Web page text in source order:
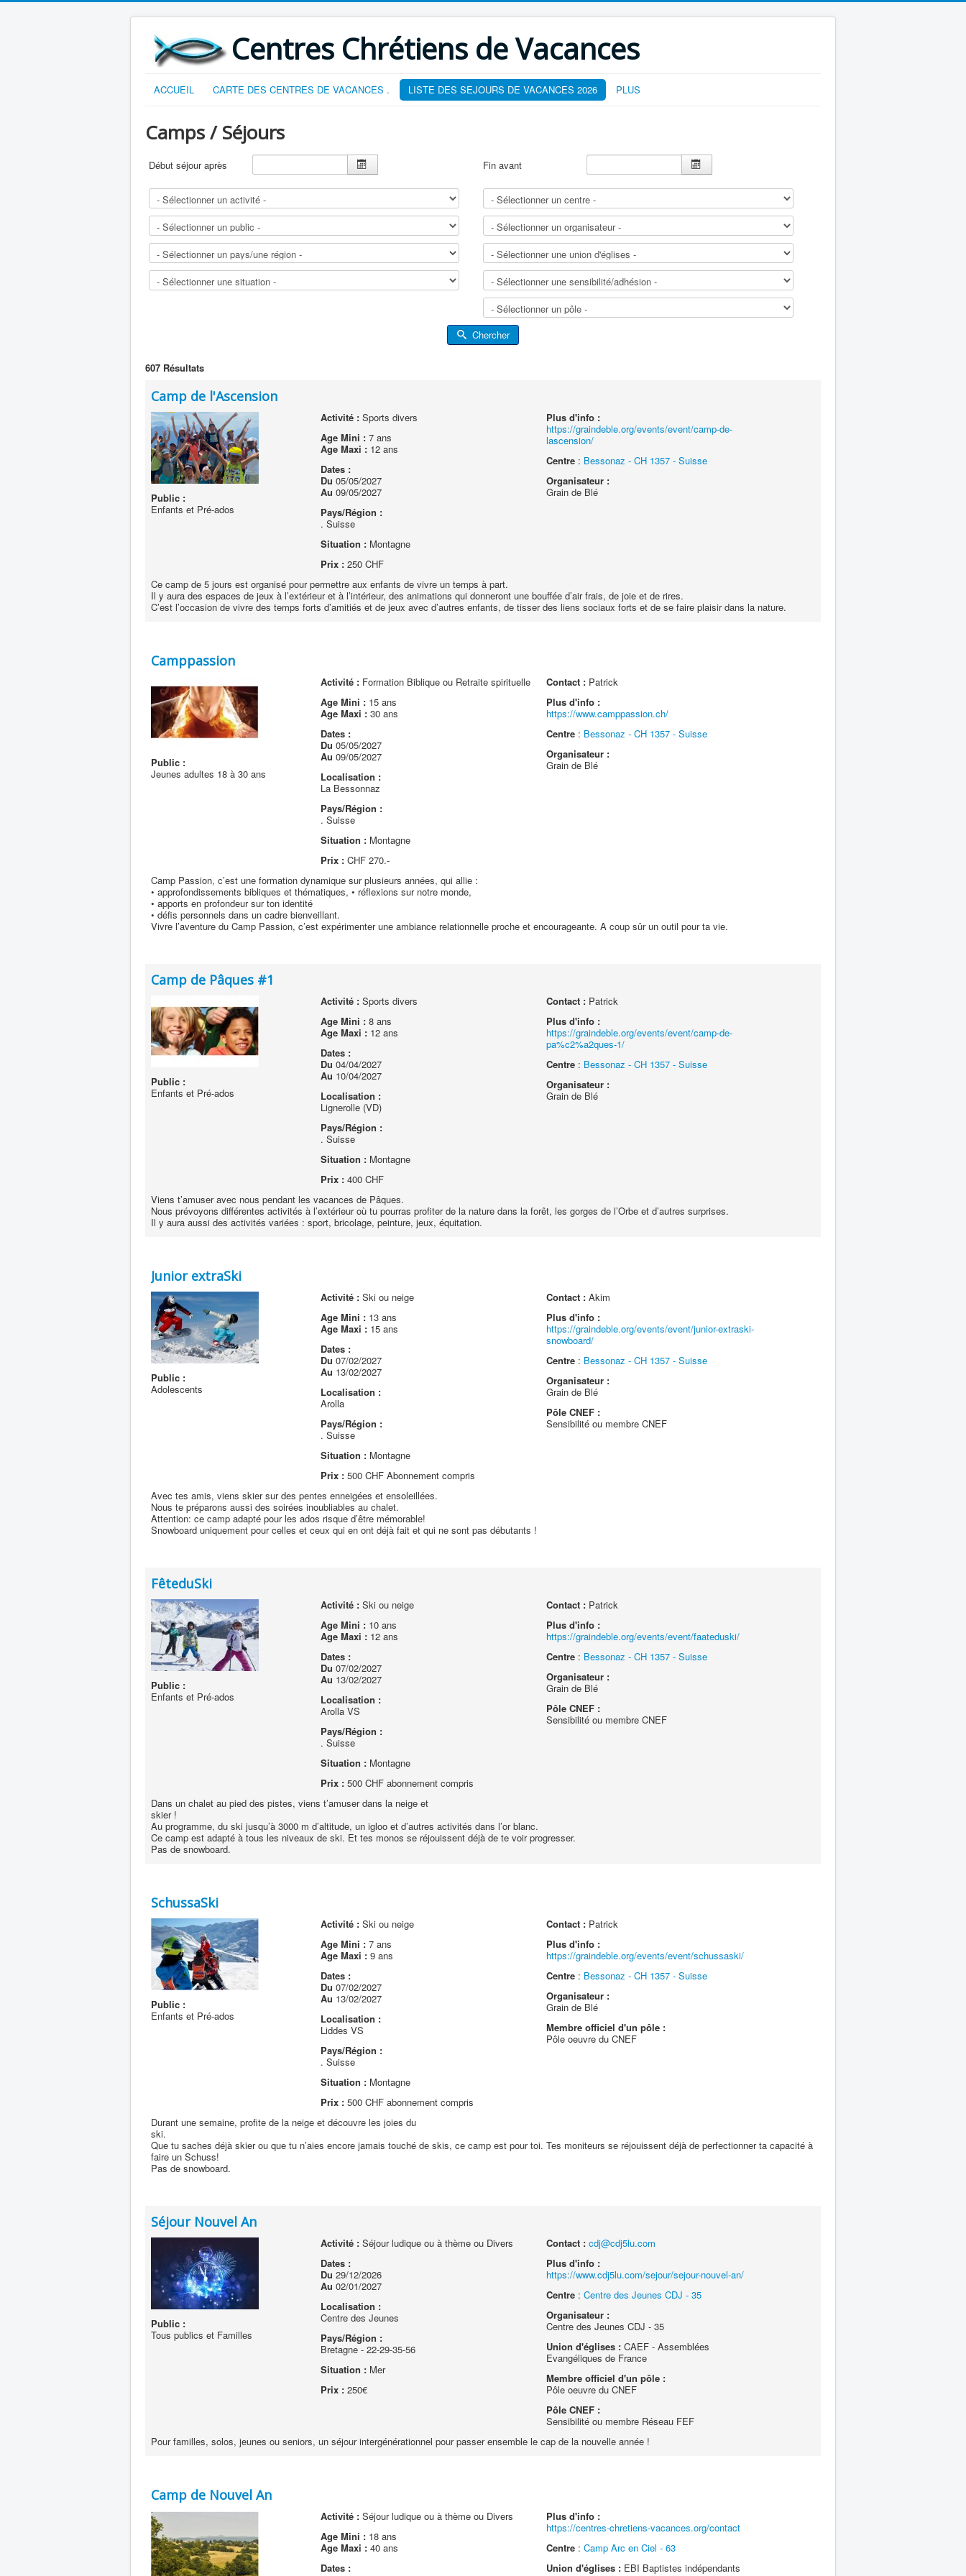
Centres Chrétiens de Vacances
ACCUEIL CARTE DES CENTRES DE VACANCES . LISTE DES SEJOURS DE VACANCES 2026 PLUS
Camps / Séjours
Début séjour après Fin avant
Chercher
607 Résultats
Camp de l'Ascension
Public :
Enfants et Pré-ados
Activité :Sports divers
Age Mini :7 ans
Age Maxi :12 ans
Dates :
Du 05/05/2027
Au 09/05/2027
Pays/Région :
. Suisse
Situation :Montagne
Prix :250 CHF
Plus d'info :
https://graindeble.org/events/event/camp-de-
lascension/
Centre : Bessonaz - CH 1357 - Suisse
Organisateur :
Grain de Blé
Ce camp de 5 jours est organisé pour permettre aux enfants de vivre un temps à part.
Il y aura des espaces de jeux à l’extérieur et à l’intérieur, des animations qui donneront une bouffée d’air frais, de joie et de rires.
C’est l’occasion de vivre des temps forts d’amitiés et de jeux avec d’autres enfants, de tisser des liens sociaux forts et de se faire plaisir dans la nature.
Camppassion
Public :
Jeunes adultes 18 à 30 ans
Activité :Formation Biblique ou Retraite spirituelle
Age Mini :15 ans
Age Maxi :30 ans
Dates :
Du 05/05/2027
Au 09/05/2027
Localisation :
La Bessonnaz
Pays/Région :
. Suisse
Situation :Montagne
Prix :CHF 270.-
Contact : Patrick
Plus d'info :
https://www.camppassion.ch/
Centre : Bessonaz - CH 1357 - Suisse
Organisateur :
Grain de Blé
Camp Passion, c’est une formation dynamique sur plusieurs années, qui allie :
• approfondissements bibliques et thématiques, • réflexions sur notre monde,
• apports en profondeur sur ton identité
• défis personnels dans un cadre bienveillant.
Vivre l’aventure du Camp Passion, c’est expérimenter une ambiance relationnelle proche et encourageante. A coup sûr un outil pour ta vie.
Camp de Pâques #1
Public :
Enfants et Pré-ados
Activité :Sports divers
Age Mini :8 ans
Age Maxi :12 ans
Dates :
Du 04/04/2027
Au 10/04/2027
Localisation :
Lignerolle (VD)
Pays/Région :
. Suisse
Situation :Montagne
Prix :400 CHF
Contact : Patrick
Plus d'info :
https://graindeble.org/events/event/camp-de-
pa%c2%a2ques-1/
Centre : Bessonaz - CH 1357 - Suisse
Organisateur :
Grain de Blé
Viens t’amuser avec nous pendant les vacances de Pâques.
Nous prévoyons différentes activités à l’extérieur où tu pourras profiter de la nature dans la forêt, les gorges de l’Orbe et d’autres surprises.
Il y aura aussi des activités variées : sport, bricolage, peinture, jeux, équitation.
Junior extraSki
Public :
Adolescents
Activité :Ski ou neige
Age Mini :13 ans
Age Maxi :15 ans
Dates :
Du 07/02/2027
Au 13/02/2027
Localisation :
Arolla
Pays/Région :
. Suisse
Situation :Montagne
Prix :500 CHF Abonnement compris
Contact : Akim
Plus d'info :
https://graindeble.org/events/event/junior-extraski-
snowboard/
Centre : Bessonaz - CH 1357 - Suisse
Organisateur :
Grain de Blé
Pôle CNEF :
Sensibilité ou membre CNEF
Avec tes amis, viens skier sur des pentes enneigées et ensoleillées.
Nous te préparons aussi des soirées inoubliables au chalet.
Attention: ce camp adapté pour les ados risque d’être mémorable!
Snowboard uniquement pour celles et ceux qui en ont déjà fait et qui ne sont pas débutants !
FêteduSki
Public :
Enfants et Pré-ados
Activité :Ski ou neige
Age Mini :10 ans
Age Maxi :12 ans
Dates :
Du 07/02/2027
Au 13/02/2027
Localisation :
Arolla VS
Pays/Région :
. Suisse
Situation :Montagne
Prix :500 CHF abonnement compris
Contact : Patrick
Plus d'info :
https://graindeble.org/events/event/faateduski/
Centre : Bessonaz - CH 1357 - Suisse
Organisateur :
Grain de Blé
Pôle CNEF :
Sensibilité ou membre CNEF
Dans un chalet au pied des pistes, viens t’amuser dans la neige et
skier !
Au programme, du ski jusqu’à 3000 m d’altitude, un igloo et d’autres activités dans l’or blanc.
Ce camp est adapté à tous les niveaux de ski. Et tes monos se réjouissent déjà de te voir progresser.
Pas de snowboard.
SchussaSki
Public :
Enfants et Pré-ados
Activité :Ski ou neige
Age Mini :7 ans
Age Maxi :9 ans
Dates :
Du 07/02/2027
Au 13/02/2027
Localisation :
Liddes VS
Pays/Région :
. Suisse
Situation :Montagne
Prix :500 CHF abonnement compris
Contact : Patrick
Plus d'info :
https://graindeble.org/events/event/schussaski/
Centre : Bessonaz - CH 1357 - Suisse
Organisateur :
Grain de Blé
Membre officiel d'un pôle :
Pôle oeuvre du CNEF
Durant une semaine, profite de la neige et découvre les joies du
ski.
Que tu saches déjà skier ou que tu n’aies encore jamais touché de skis, ce camp est pour toi. Tes moniteurs se réjouissent déjà de perfectionner ta capacité à
faire un Schuss!
Pas de snowboard.
Séjour Nouvel An
Public :
Tous publics et Familles
Activité :Séjour ludique ou à thème ou Divers
Dates :
Du 29/12/2026
Au 02/01/2027
Localisation :
Centre des Jeunes
Pays/Région :
Bretagne - 22-29-35-56
Situation :Mer
Prix :250€
Contact : cdj@cdj5lu.com
Plus d'info :
https://www.cdj5lu.com/sejour/sejour-nouvel-an/
Centre :Centre des Jeunes CDJ - 35
Organisateur :
Centre des Jeunes CDJ - 35
Union d'églises : CAEF - Assemblées
Evangéliques de France
Membre officiel d'un pôle :
Pôle oeuvre du CNEF
Pôle CNEF :
Sensibilité ou membre Réseau FEF
Pour familles, solos, jeunes ou seniors, un séjour intergénérationnel pour passer ensemble le cap de la nouvelle année !
Camp de Nouvel An
Activité :Séjour ludique ou à thème ou Divers
Age Mini :18 ans
Age Maxi :40 ans
Dates :
Plus d'info :
https://centres-chretiens-vacances.org/contact
Centre :Camp Arc en Ciel - 63
Union d'églises : EBI Baptistes indépendants